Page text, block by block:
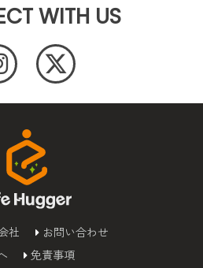
WITH US
社
お問い合わせ
免責事項